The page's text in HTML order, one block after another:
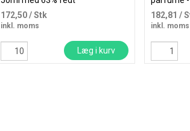
172,50/ Stk
inkl. moms
Læg i kurv
182,81 /
inkl. moms